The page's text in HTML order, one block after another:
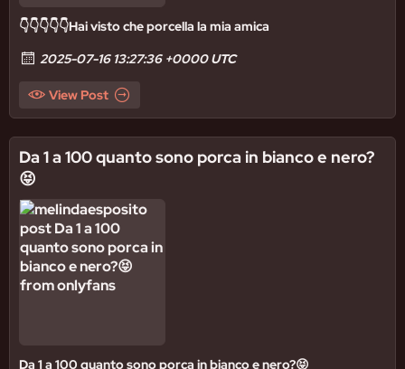
👇👇👇👇👇Hai visto che porcella la mia amica
2025-07-16 13:27:36 +0000 UTC
View Post
Da 1 a 100 quanto sono porca in bianco e nero?
😝
Da 1 a 100 quanto sono porca in bianco e nero?😝